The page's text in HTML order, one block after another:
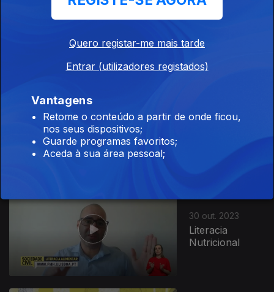
01 nov. 2023
Check-Up
A Maior Aliança
30 out. 2023
Literacia
Nutricional
Quero registar-me mais tarde
Entrar (utilizadores registados)
Vantagens
Retome o conteúdo a partir de onde ficou,
nos seus dispositivos;
Guarde programas favoritos;
Aceda à sua área pessoal;